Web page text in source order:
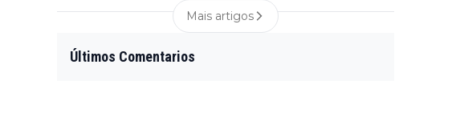
Mais artigos
Últimos Comentarios